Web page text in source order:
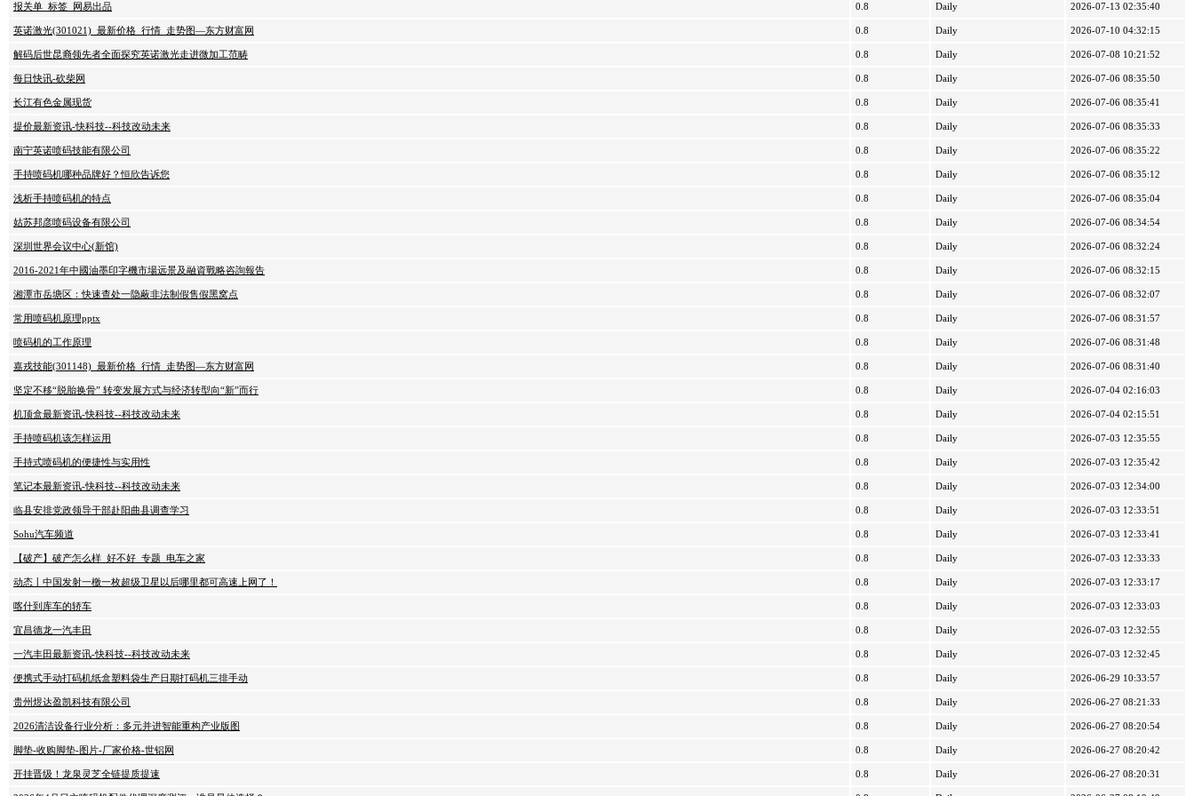
报关单_标签_网易出品 0.8 Daily 2026-07-13 02:35:40
英诺激光(301021)_最新价格_行情_走势图—东方财富网 0.8 Daily 2026-07-10 04:32:15
解码后世昆裔领先者全面探究英诺激光走进微加工范畴 0.8 Daily 2026-07-08 10:21:52
每日快讯-砍柴网 0.8 Daily 2026-07-06 08:35:50
长江有色金属现货 0.8 Daily 2026-07-06 08:35:41
提价最新资讯-快科技--科技改动未来 0.8 Daily 2026-07-06 08:35:33
南宁英诺喷码技能有限公司 0.8 Daily 2026-07-06 08:35:22
手持喷码机哪种品牌好？恒欣告诉您 0.8 Daily 2026-07-06 08:35:12
浅析手持喷码机的特点 0.8 Daily 2026-07-06 08:35:04
姑苏邦彦喷码设备有限公司 0.8 Daily 2026-07-06 08:34:54
深圳世界会议中心(新馆) 0.8 Daily 2026-07-06 08:32:24
2016-2021年中國油墨印字機市場远景及融資戰略咨詢報告 0.8 Daily 2026-07-06 08:32:15
湘潭市岳塘区：快速查处一隐蔽非法制假售假黑窝点 0.8 Daily 2026-07-06 08:32:07
常用喷码机原理pptx 0.8 Daily 2026-07-06 08:31:57
喷码机的工作原理 0.8 Daily 2026-07-06 08:31:48
嘉戎技能(301148)_最新价格_行情_走势图—东方财富网 0.8 Daily 2026-07-06 08:31:40
坚定不移“脱胎换骨” 转变发展方式与经济转型向“新”而行 0.8 Daily 2026-07-04 02:16:03
机顶盒最新资讯-快科技--科技改动未来 0.8 Daily 2026-07-04 02:15:51
手持喷码机该怎样运用 0.8 Daily 2026-07-03 12:35:55
手持式喷码机的便捷性与实用性 0.8 Daily 2026-07-03 12:35:42
笔记本最新资讯-快科技--科技改动未来 0.8 Daily 2026-07-03 12:34:00
临县安排党政领导干部赴阳曲县调查学习 0.8 Daily 2026-07-03 12:33:51
Sohu汽车频道 0.8 Daily 2026-07-03 12:33:41
【破产】破产怎么样_好不好_专题_电车之家 0.8 Daily 2026-07-03 12:33:33
动态丨中国发射一檄一枚超级卫星以后哪里都可高速上网了！ 0.8 Daily 2026-07-03 12:33:17
喀什到库车的轿车 0.8 Daily 2026-07-03 12:33:03
宜昌德龙一汽丰田 0.8 Daily 2026-07-03 12:32:55
一汽丰田最新资讯-快科技--科技改动未来 0.8 Daily 2026-07-03 12:32:45
便携式手动打码机纸盒塑料袋生产日期打码机三排手动 0.8 Daily 2026-06-29 10:33:57
贵州煜达盈凯科技有限公司 0.8 Daily 2026-06-27 08:21:33
2026清洁设备行业分析：多元并进智能重构产业版图 0.8 Daily 2026-06-27 08:20:54
脚垫-收购脚垫-图片-厂家价格-世铝网 0.8 Daily 2026-06-27 08:20:42
开挂晋级！龙泉灵芝全链提质提速 0.8 Daily 2026-06-27 08:20:31